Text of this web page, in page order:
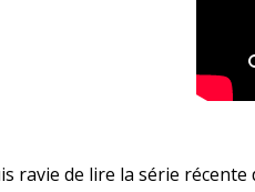
ravie de lire la série